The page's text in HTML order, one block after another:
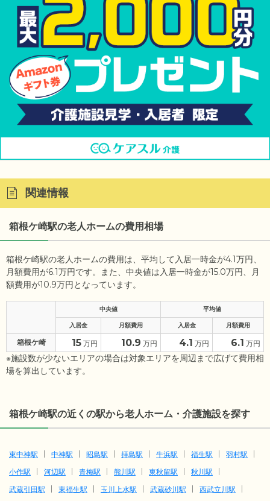
関連情報
箱根ケ崎駅の老人ホームの費用相場
箱根ケ崎駅の老人ホームの費用は、平均して入居一時金が4.1万円、
月額費用が6.1万円です。また、中央値は入居一時金が15.0万円、月
額費用が10.9万円となっています。
中央値 平均値
入居金 月額費用 入居金 月額費用
箱根ケ崎 15 万円 10.9 万円 4.1 万円 6.1 万円
※施設数が少ないエリアの場合は対象エリアを周辺まで広げて費用相
場を算出しています。
箱根ケ崎駅の近くの駅から老人ホーム・介護施設を探す
東中神駅 中神駅 昭島駅 拝島駅 牛浜駅 福生駅
羽村駅
小作駅
河辺駅 青梅駅 熊川駅 東秋留駅
秋川駅
武蔵引田駅
東福生駅 玉川上水駅 武蔵砂川駅
西武立川駅